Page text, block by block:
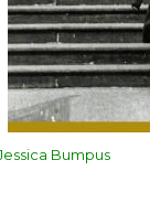
Bumpus